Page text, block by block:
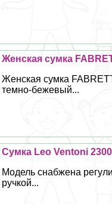
Женская сумка
Женская сумка
темно-бежевый...
Сумка Leo Ventoni
Модель снабжена
ручкой...